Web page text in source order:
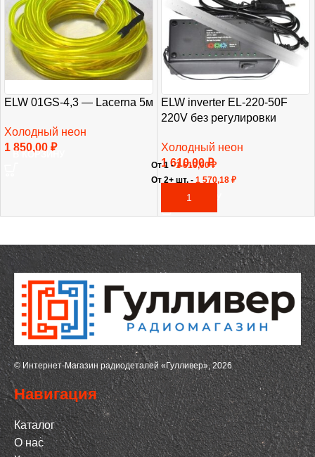
ELW 01GS-4,3 — Lacerna 5м
Холодный неон
1 850,00 ₽
В КОРЗИНУ
ELW inverter EL-220-50F
220V без регулировки
Холодный неон
1 610,00₽
В КОРЗИНУ
От 1 -1 610,00₽
От 2+ шт. - 1 570,18 ₽
© Интернет-Магазин радиодеталей «Гулливер», 2026
Навигация
Каталог
О нас